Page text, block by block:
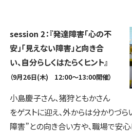
session 2：『発達障害「心の不
安」「見えない障害」と向き合
い、自分らしくはたらくヒント』
（9月26日(木) 12:00～13:00開催）
小島慶子さん、猪狩ともかさん
をゲストに迎え、外からは分かりづ
障害”との向き合い方や、職場で安